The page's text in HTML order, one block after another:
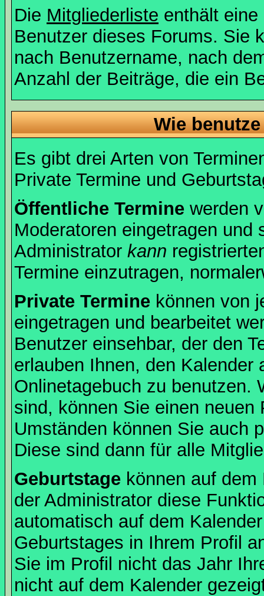
Die Mitgliederliste enthält
Benutzer dieses Forums. Sie
nach Benutzername, nach
Anzahl der Beiträge, die ein
Wie
Es gibt drei Arten von
Private Termine und
Öffentliche Termine werden
Moderatoren eingetragen und
Administrator kann
Termine einzutragen,
Private Termine können von
eingetragen und bearbeitet
Benutzer einsehbar, der den
erlauben Ihnen, den
Onlinetagebuch zu benutzen.
sind, können Sie einen neuen
Umständen können Sie auch
Diese sind dann für alle
Geburtstage können auf
der Administrator diese
automatisch auf dem
Geburtstages in Ihrem Profil
Sie im Profil nicht das Jahr
nicht auf dem Kalender